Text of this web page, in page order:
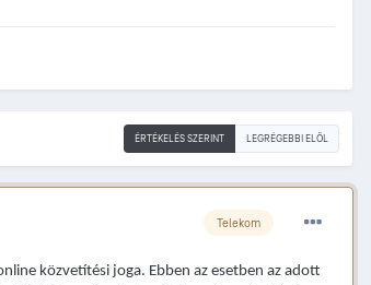
ÉRTÉKELÉS SZERINT LEGRÉGEBBI ELÖL
Telekom
közvetítési joga. Ebben az esetben az adott